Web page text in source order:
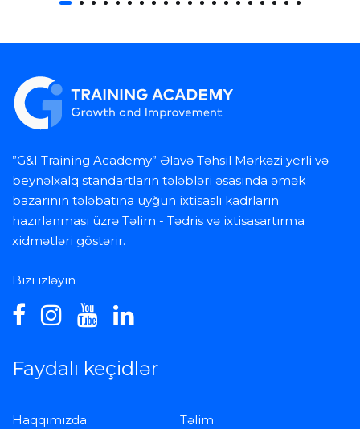
”G&I Training Academy” Əlavə Təhsil Mərkəzi yerli və
beynəlxalq standartların tələbləri əsasında əmək
bazarının tələbatına uyğun ixtisaslı kadrların
hazırlanması üzrə Təlim - Tədris və ixtisasartırma
xidmətləri göstərir.
Bizi izləyin
Faydalı keçidlər
Haqqımızda
Təlim